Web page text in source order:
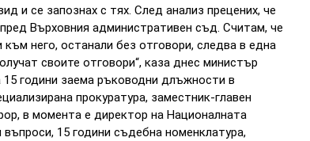
и се запознах с тях. След анализ прецених, че
Върховния административен съд. Считам, че
него, останали без отговори, следва в една
своите отговори“, каза днес министър
години заема ръководни длъжности в
прокуратура, заместник-главен
в момента е директор на Националната
15 години съдебна номенклатура,